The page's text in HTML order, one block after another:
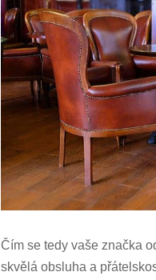
Čím se tedy vaše značka
skvělá obsluha a